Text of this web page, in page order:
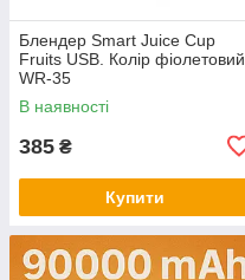
Блендер Smart Juice Cup
Fruits USB. Колір фіолетовий
WR-35
В наявності
385 ₴
Купити